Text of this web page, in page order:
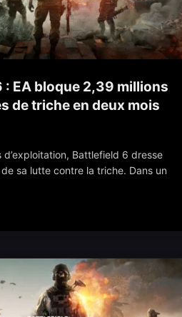
: EA bloque 2,39 millions
de triche en deux mois
d’exploitation, Battlefield 6 dresse
sa lutte contre la triche. Dans un